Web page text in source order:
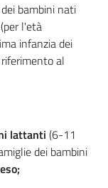
bambini nati
(per l'età
infanzia dei
al
lattanti (6-11
dei bambini